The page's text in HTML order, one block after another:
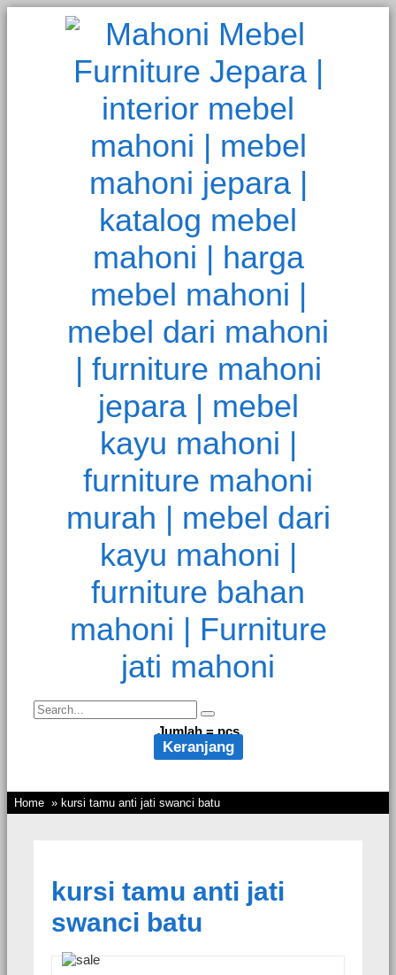
Jumlah =pcs
Keranjang
Home » kursi tamu anti jati swanci batu
kursi tamu anti jati
swanci batu